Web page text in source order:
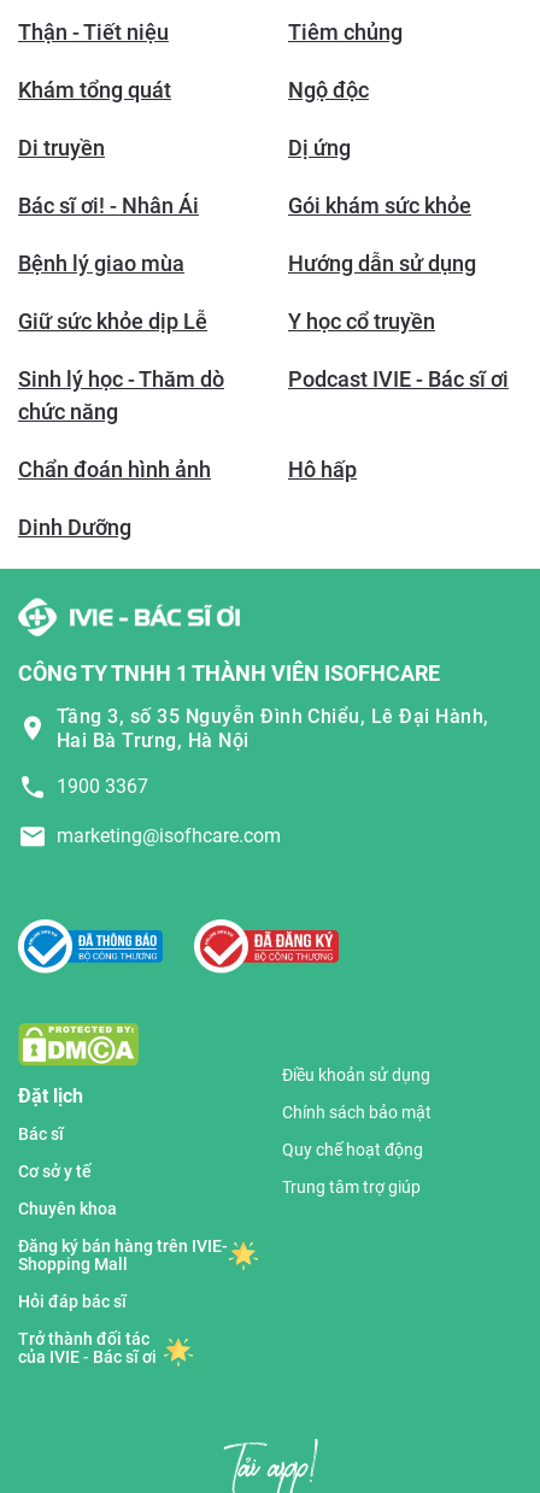
Thận - Tiết niệu Tiêm chủng
Khám tổng quát Ngộ độc
Di truyền Dị ứng
Bác sĩ ơi! - Nhân Ái Gói khám sức khỏe
Bệnh lý giao mùa Hướng dẫn sử dụng
Giữ sức khỏe dịp Lễ Y học cổ truyền
Sinh lý học - Thăm dò
chức năng
Podcast IVIE - Bác sĩ ơi
Chẩn đoán hình ảnh Hô hấp
Dinh Dưỡng
CÔNG TY TNHH 1 THÀNH VIÊN ISOFHCARE
Tầng 3, số 35 Nguyễn Đình Chiểu, Lê Đại Hành,
Hai Bà Trưng, Hà Nội
1900 3367
marketing@isofhcare.com
Đặt lịch
Bác sĩ
Cơ sở y tế
Chuyên khoa
Đăng ký bán hàng trên IVIE-
Shopping Mall
Hỏi đáp bác sĩ
Trở thành đối tác
của IVIE - Bác sĩ ơi
Điều khoản sử dụng
Chính sách bảo mật
Quy chế hoạt động
Trung tâm trợ giúp